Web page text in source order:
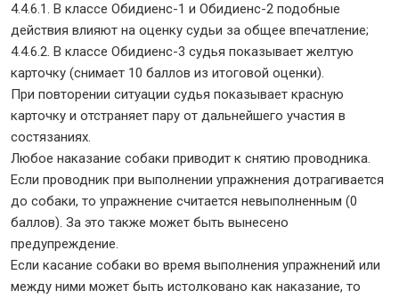
4.4.6.1. В классе Обидиенс-1 и Обидиенс-2 подобные
действия влияют на оценку судьи за общее впечатление;
4.4.6.2. В классе Обидиенс-3 судья показывает желтую
карточку (снимает 10 баллов из итоговой оценки).
При повторении ситуации судья показывает красную
карточку и отстраняет пару от дальнейшего участия в
состязаниях.
Любое наказание собаки приводит к снятию проводника.
Если проводник при выполнении упражнения дотрагивается
до собаки, то упражнение считается невыполненным (0
баллов). За это также может быть вынесено
предупреждение.
Если касание собаки во время выполнения упражнений или
между ними может быть истолковано как наказание, то